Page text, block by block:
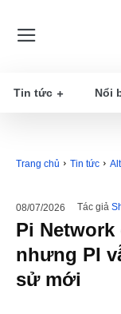
Tin tức Nổi
Trang chủ Tin tức
08/07/2026 Tác giả
Pi
nhưng PI
sử mới